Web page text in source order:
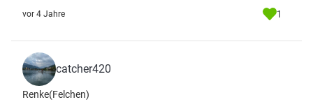
vor 4 Jahre 1
catcher420
Renke(Felchen)